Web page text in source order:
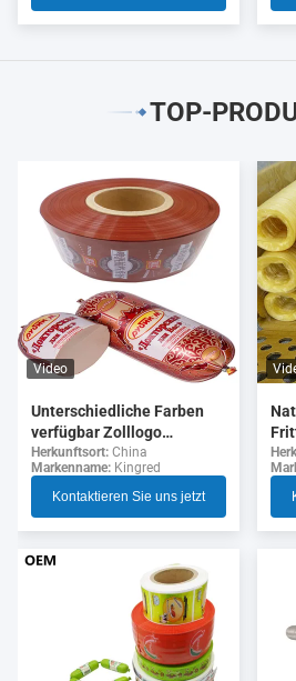
TOP-
Video
Unterschiedliche Farben
verfügbar Zolllogo
Flexographie Druck 5
Schichten Wurst Gehäuse
für Wurst
Herkunftsort: China
Markenname: Kingred
Kontaktieren Sie uns jetzt